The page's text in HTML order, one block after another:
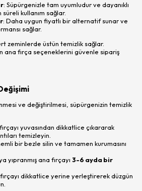
: Süpürgenizle tam uyumludur ve dayanıklı
süreli kullanım sağlar.
: Daha uygun fiyatlı bir alternatif sunar ve
sağlar.
zeminlerde üstün temizlik sağlar.
ana fırça seçeneklerini güvenle sipariş
ve değiştirilmesi, süpürgenizin temizlik
yuvasından dikkatlice çıkararak
temizleyin.
bir bezle silin ve tamamen kurumasını
yıpranmış ana fırçayı 3-6 ayda bir
dikkatlice yerine yerleştirerek düzgün